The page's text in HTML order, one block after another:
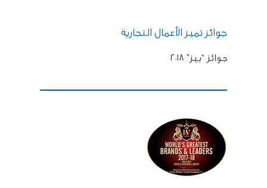
جوائز تميز الأعمال التجارية
جوائز “بيز” ٢٠١٨